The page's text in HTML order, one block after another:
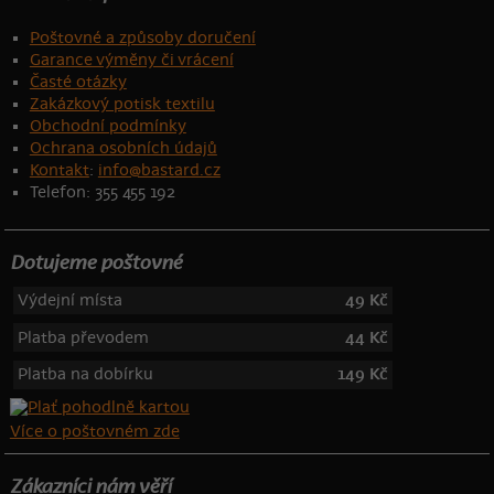
Poštovné a způsoby doručení
Garance výměny či vrácení
Časté otázky
Zakázkový potisk textilu
Obchodní podmínky
Ochrana osobních údajů
Kontakt: info@bastard.cz
Telefon: 355 455 192
Dotujeme poštovné
Výdejní místa
49 Kč
Platba převodem
44 Kč
Platba na dobírku
149 Kč
Více o poštovném zde
Zákazníci nám věří